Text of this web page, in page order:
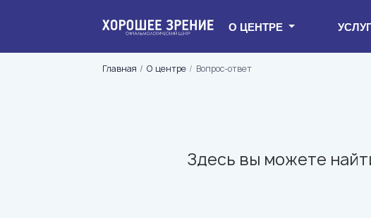
О ЦЕНТРЕ
Главная О центре Вопрос-ответ
Здесь вы можете